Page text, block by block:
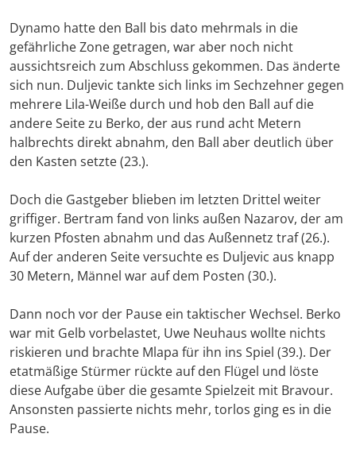
Dynamo hatte den Ball bis dato mehrmals in die
gefährliche Zone getragen, war aber noch nicht
aussichtsreich zum Abschluss gekommen. Das änderte
sich nun. Duljevic tankte sich links im Sechzehner gegen
mehrere Lila-Weiße durch und hob den Ball auf die
andere Seite zu Berko, der aus rund acht Metern
halbrechts direkt abnahm, den Ball aber deutlich über
den Kasten setzte (23.).
Doch die Gastgeber blieben im letzten Drittel weiter
griffiger. Bertram fand von links außen Nazarov, der am
kurzen Pfosten abnahm und das Außennetz traf (26.).
Auf der anderen Seite versuchte es Duljevic aus knapp
30 Metern, Männel war auf dem Posten (30.).
Dann noch vor der Pause ein taktischer Wechsel. Berko
war mit Gelb vorbelastet, Uwe Neuhaus wollte nichts
riskieren und brachte Mlapa für ihn ins Spiel (39.). Der
etatmäßige Stürmer rückte auf den Flügel und löste
diese Aufgabe über die gesamte Spielzeit mit Bravour.
Ansonsten passierte nichts mehr, torlos ging es in die
Pause.